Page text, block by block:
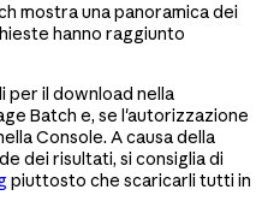
mostra una panoramica dei
hanno raggiunto
per il download nella
Batch e, se l'autorizzazione
Console. A causa della
dei risultati, si consiglia di
piuttosto che scaricarli tutti in